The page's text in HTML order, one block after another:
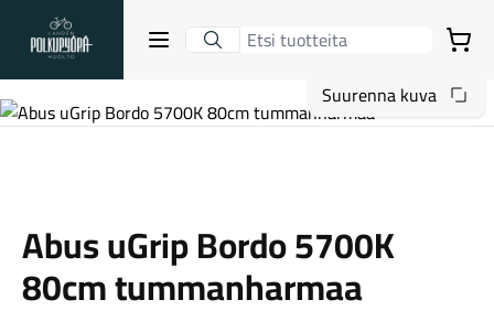
Lahden Polkupyörähuolto - etusivulle
Avaa sulje valikko
Hakutulokset
Suositut osastot
Ostoskori
Suurenna kuva
Abus uGrip Bordo 5700K
80cm tummanharmaa